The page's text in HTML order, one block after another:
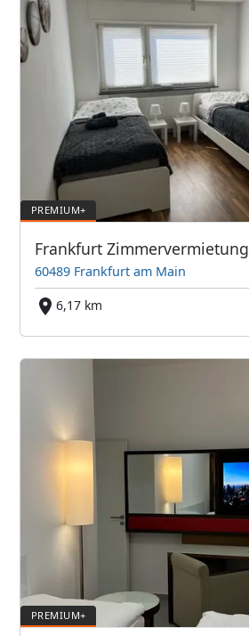
Frankfurt Zimmervermietung
60489 Frankfurt am Main
6,17 km